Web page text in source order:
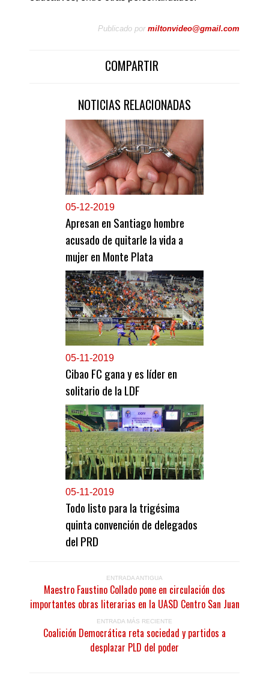
Publicado por miltonvideo@gmail.com
COMPARTIR
NOTICIAS RELACIONADAS
05-12-2019
Apresan en Santiago hombre
acusado de quitarle la vida a
mujer en Monte Plata
05-11-2019
Cibao FC gana y es líder en
solitario de la LDF
05-11-2019
Todo listo para la trigésima
quinta convención de delegados
del PRD
ENTRADA ANTIGUA
Maestro Faustino Collado pone en circulación dos
importantes obras literarias en la UASD Centro San Juan
ENTRADA MÁS RECIENTE
Coalición Democrática reta sociedad y partidos a
desplazar PLD del poder